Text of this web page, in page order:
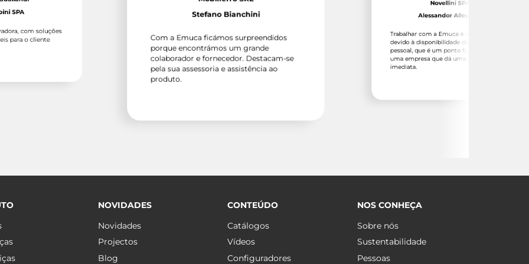
soluções
cliente
Stefano Bianchini
Com a Emuca ficámos surpreendidos
porque encontrámos um grande
colaborador e fornecedor. Destacam-se
pela sua assessoria e assistência ao
produto.
Novellini SPA
Alessandor Allegretti
Trabalhar com a Emuca é um prazer
devido à disponibilidade de todo o
pessoal, que é um ponto fundamental. É
uma empresa que dá uma resposta
imediata.
NOVIDADES
Novidades
Projectos
Blog
CONTEÚDO
Catálogos
Vídeos
Configuradores
NOS CONHEÇA
Sobre nós
Sustentabilidade
Pessoas